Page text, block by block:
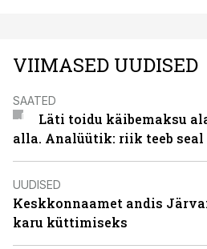
VIIMASED UUDISED
SAATED
Läti toidu käibemaksu
alla. Analüütik: riik teeb
UUDISED
Keskkonnaamet andis
karu küttimiseks